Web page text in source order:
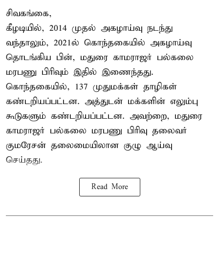
சிவகங்கை,
கீழடியில், 2014 முதல் அகழாய்வு நடந்து
வந்தாலும், 2021ல் கொந்தகையில் அகழாய்வு
தொடங்கிய பின், மதுரை காமராஜர் பல்கலை
மரபணு பிரிவும் இதில் இணைந்தது.
கொந்தகையில், 137 முதுமக்கள் தாழிகள்
கண்டறியப்பட்டன. அத்துடன் மக்களின் எலும்பு
கூடுகளும் கண்டறியப்பட்டன. அவற்றை, மதுரை
காமராஜர் பல்கலை மரபணு பிரிவு தலைவர்
குமரேசன் தலைமையிலான குழு ஆய்வு
செய்தது.
Read More